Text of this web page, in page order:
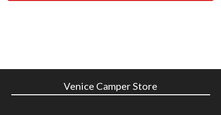
Venice Camper Store